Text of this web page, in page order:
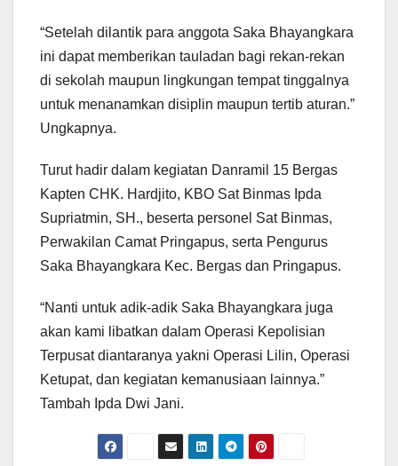
“Setelah dilantik para anggota Saka Bhayangkara
ini dapat memberikan tauladan bagi rekan-rekan
di sekolah maupun lingkungan tempat tinggalnya
untuk menanamkan disiplin maupun tertib aturan.”
Ungkapnya.
Turut hadir dalam kegiatan Danramil 15 Bergas
Kapten CHK. Hardjito, KBO Sat Binmas Ipda
Supriatmin, SH., beserta personel Sat Binmas,
Perwakilan Camat Pringapus, serta Pengurus
Saka Bhayangkara Kec. Bergas dan Pringapus.
“Nanti untuk adik-adik Saka Bhayangkara juga
akan kami libatkan dalam Operasi Kepolisian
Terpusat diantaranya yakni Operasi Lilin, Operasi
Ketupat, dan kegiatan kemanusiaan lainnya.”
Tambah Ipda Dwi Jani.